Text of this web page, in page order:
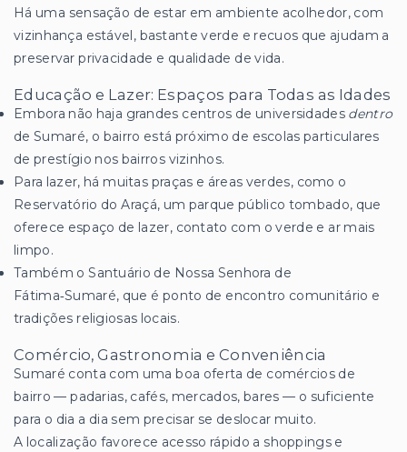
Há uma sensação de estar em ambiente acolhedor, com
vizinhança estável, bastante verde e recuos que ajudam a
preservar privacidade e qualidade de vida.
Educação e Lazer: Espaços para Todas as Idades
Embora não haja grandes centros de universidades dentro
de Sumaré, o bairro está próximo de escolas particulares
de prestígio nos bairros vizinhos.
Para lazer, há muitas praças e áreas verdes, como o
Reservatório do Araçá, um parque público tombado, que
oferece espaço de lazer, contato com o verde e ar mais
limpo.
Também o Santuário de Nossa Senhora de
Fátima‑Sumaré, que é ponto de encontro comunitário e
tradições religiosas locais.
Comércio, Gastronomia e Conveniência
Sumaré conta com uma boa oferta de comércios de
bairro — padarias, cafés, mercados, bares — o suficiente
para o dia a dia sem precisar se deslocar muito.
A localização favorece acesso rápido a shoppings e